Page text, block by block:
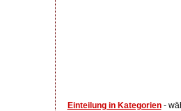
Einteilung in Kategorien -